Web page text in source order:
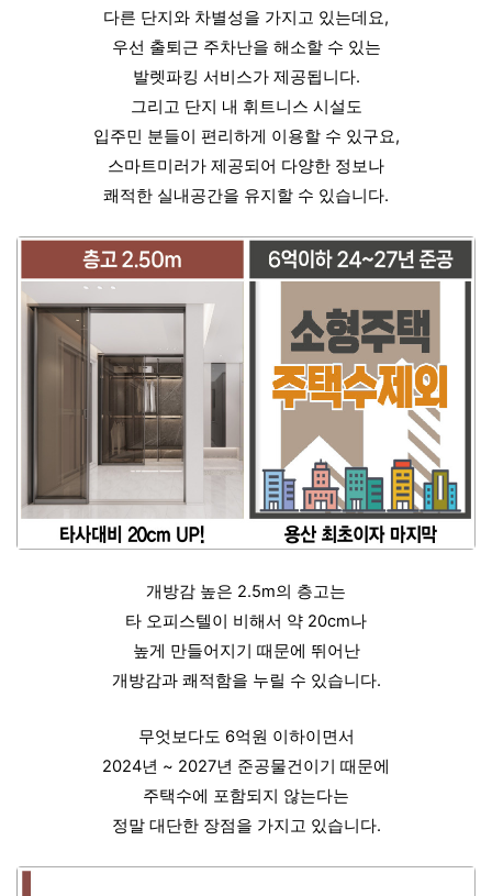
다른 단지와 차별성을 가지고 있는데요,
우선 출퇴근 주차난을 해소할 수 있는
발렛파킹 서비스가 제공됩니다.
그리고 단지 내 휘트니스 시설도
입주민 분들이 편리하게 이용할 수 있구요,
스마트미러가 제공되어 다양한 정보나
쾌적한 실내공간을 유지할 수 있습니다.
개방감 높은 2.5m의 층고는
타 오피스텔이 비해서 약 20cm나
높게 만들어지기 때문에 뛰어난
개방감과 쾌적함을 누릴 수 있습니다.
무엇보다도 6억원 이하이면서
2024년 ~ 2027년 준공물건이기 때문에
주택수에 포함되지 않는다는
정말 대단한 장점을 가지고 있습니다.